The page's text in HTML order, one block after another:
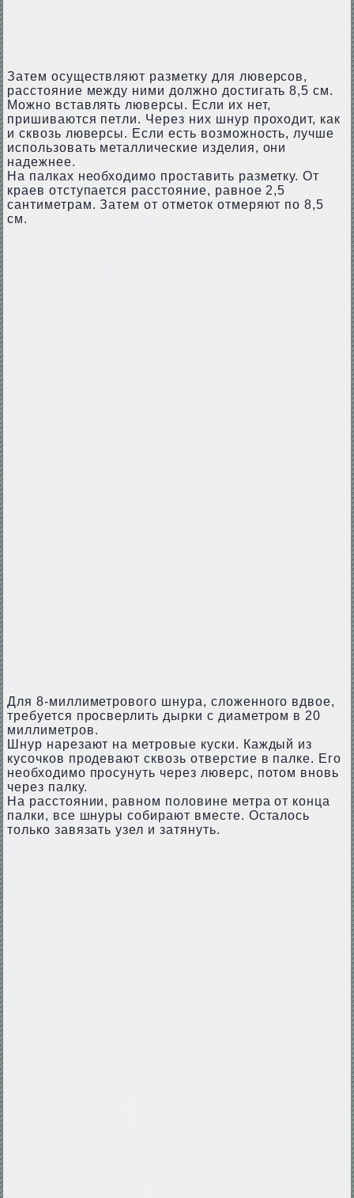
Затем осуществляют разметку для люверсов,
расстояние между ними должно достигать 8,5 см.
Можно вставлять люверсы. Если их нет,
пришиваются петли. Через них шнур проходит, как
и сквозь люверсы. Если есть возможность, лучше
использовать металлические изделия, они
надежнее.
На палках необходимо проставить разметку. От
краев отступается расстояние, равное 2,5
сантиметрам. Затем от отметок отмеряют по 8,5
см.
Для 8-миллиметрового шнура, сложенного вдвое,
требуется просверлить дырки с диаметром в 20
миллиметров.
Шнур нарезают на метровые куски. Каждый из
кусочков продевают сквозь отверстие в палке. Его
необходимо просунуть через люверс, потом вновь
через палку.
На расстоянии, равном половине метра от конца
палки, все шнуры собирают вместе. Осталось
только завязать узел и затянуть.